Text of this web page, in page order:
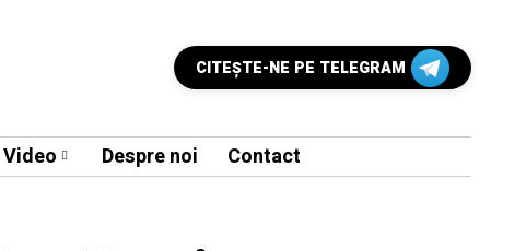
CITEŞTE-NE PE TELEGRAM
Video Despre noi Contact